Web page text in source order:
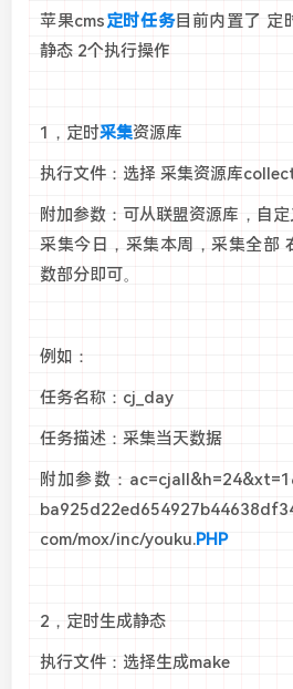
苹果cms定时任务目前内置了 定
静态 2个执行操作
1，定时采集资源库
执行文件：选择 采集资源库
附加参数：可从联盟资源库，自
采集今日，采集本周，采集全部
数部分即可。
例如：
任务名称：cj_day
任务描述：采集当天数据
附加参数：
com/mox/inc/youku.PHP
2，定时生成静态
执行文件：选择生成make